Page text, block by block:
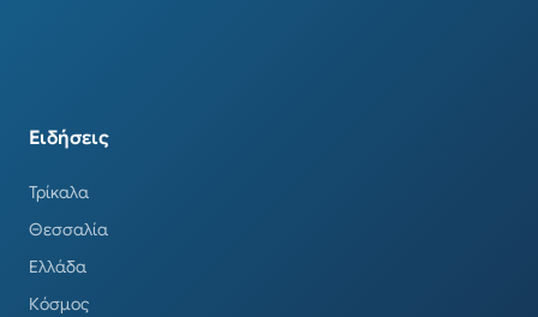
Ειδήσεις
Τρίκαλα
Θεσσαλία
Ελλάδα
Κόσμος